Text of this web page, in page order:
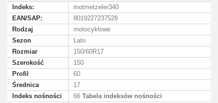
Indeks:
motmetzeler340
EAN/SAP:
8019227237528
Rodzaj
motocyklowe
Sezon
Lato
Rozmiar
150/60R17
Szerokość
150
Profil
60
Średnica
17
Indeks nośności
66 Tabela indeksów nośności